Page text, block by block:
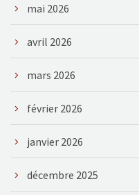
mai 2026
avril 2026
mars 2026
février 2026
janvier 2026
décembre 2025